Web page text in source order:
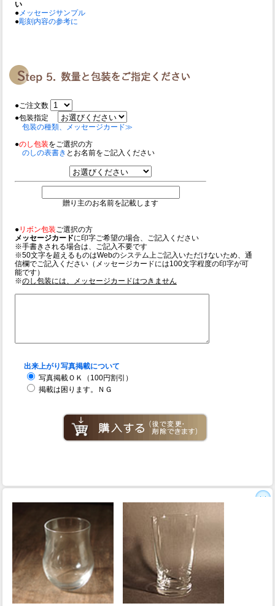
い
●メッセージサンプル
●彫刻内容の参考に
●ご注文数
●包装指定
包装の種類、メッセージカード≫
●のし包装をご選択の方
のしの表書き とお名前をご記入ください
贈り主のお名前を記載します
●リボン包装ご選択の方
メッセージカードに印字ご希望の場合、ご記入ください
※手書きされる場合は、ご記入不要です
※50文字を超えるものはWebのシステム上ご記入いただけないため、通
信欄でご記入ください（メッセージカードには100文字程度の印字が可
能です）
※のし包装には、メッセージカードはつきません
出来上がり写真掲載について
写真掲載ＯＫ（100円割引）
掲載は困ります。ＮＧ